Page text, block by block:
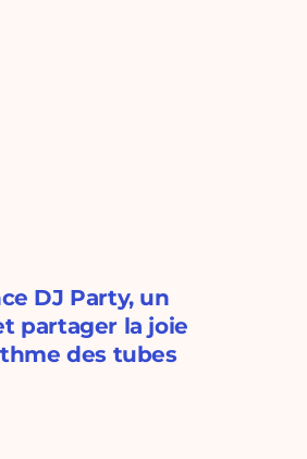
DJ Party, un
partager la joie
des tubes